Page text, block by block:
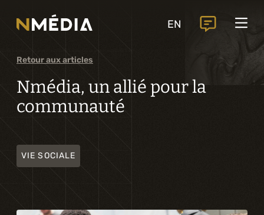
EN
Services
Services principaux
Analyse et conception numérique
Commercialisation numérique
Expérience mobile
Retour aux articles
Nmédia, un allié pour la
communauté
VIE SOCIALE